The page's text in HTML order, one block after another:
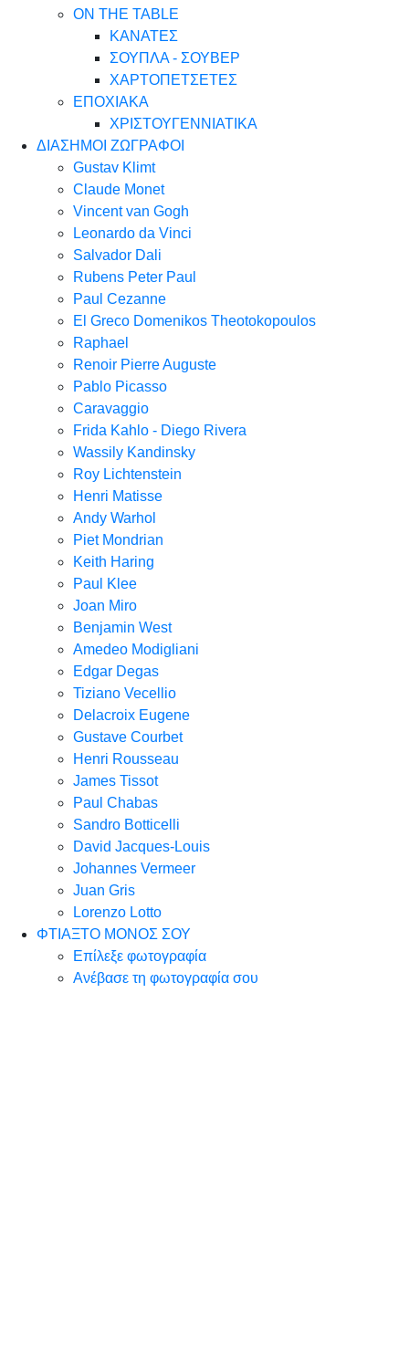
ON THE TABLE
ΚΑΝΑΤΕΣ
ΣΟΥΠΛΑ - ΣΟΥΒΕΡ
ΧΑΡΤΟΠΕΤΣΕΤΕΣ
ΕΠΟΧΙΑΚΑ
ΧΡΙΣΤΟΥΓΕΝΝΙΑΤΙΚΑ
ΔΙΑΣΗΜΟΙ ΖΩΓΡΑΦΟΙ
Gustav Klimt
Claude Monet
Vincent van Gogh
Leonardo da Vinci
Salvador Dali
Rubens Peter Paul
Paul Cezanne
El Greco Domenikos Theotokopoulos
Raphael
Renoir Pierre Auguste
Pablo Picasso
Caravaggio
Frida Kahlo - Diego Rivera
Wassily Kandinsky
Roy Lichtenstein
Henri Matisse
Andy Warhol
Piet Mondrian
Keith Haring
Paul Klee
Joan Miro
Benjamin West
Amedeo Modigliani
Edgar Degas
Tiziano Vecellio
Delacroix Eugene
Gustave Courbet
Henri Rousseau
James Tissot
Paul Chabas
Sandro Botticelli
David Jacques-Louis
Johannes Vermeer
Juan Gris
Lorenzo Lotto
ΦΤΙΑΞΤΟ ΜΟΝΟΣ ΣΟΥ
Επίλεξε φωτογραφία
Ανέβασε τη φωτογραφία σου